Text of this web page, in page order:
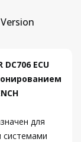
ECU
для
системами